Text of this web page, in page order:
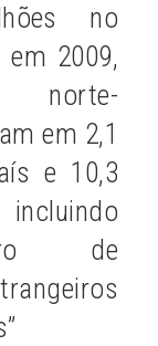
no
2009,
norte-
em 2,1
e 10,3
de